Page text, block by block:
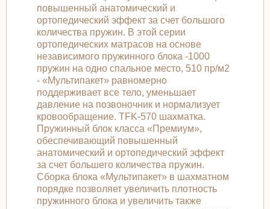
повышенный анатомический и
ортопедический эффект за счет большого
количества пружин. В этой серии
ортопедических матрасов на основе
независимого пружинного блока -1000
пружин на одно спальное место, 510 пр/м2
- «Мультипакет» равномерно
поддерживает все тело, уменьшает
давление на позвоночник и нормализует
кровообращение. TFK-570 шахматка.
Пружинный блок класса «Премиум»,
обеспечивающий повышенный
анатомический и ортопедический эффект
за счет большего количества пружин.
Сборка блока «Мультипакет» в шахматном
порядке позволяет увеличить плотность
пружинного блока и увеличить также